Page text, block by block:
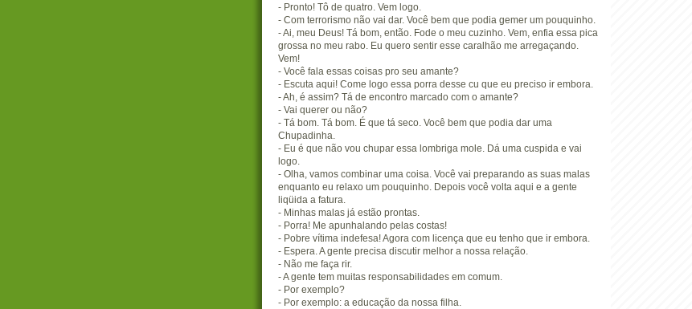
- Pronto! Tô de quatro. Vem logo.
- Com terrorismo não vai dar. Você bem que podia gemer um pouquinho.
- Ai, meu Deus! Tá bom, então. Fode o meu cuzinho. Vem, enfia essa pica
grossa no meu rabo. Eu quero sentir esse caralhão me arregaçando.
Vem!
- Você fala essas coisas pro seu amante?
- Escuta aqui! Come logo essa porra desse cu que eu preciso ir embora.
- Ah, é assim? Tá de encontro marcado com o amante?
- Vai querer ou não?
- Tá bom. Tá bom. É que tá seco. Você bem que podia dar uma
Chupadinha.
- Eu é que não vou chupar essa lombriga mole. Dá uma cuspida e vai
logo.
- Olha, vamos combinar uma coisa. Você vai preparando as suas malas
enquanto eu relaxo um pouquinho. Depois você volta aqui e a gente
liqüida a fatura.
- Minhas malas já estão prontas.
- Porra! Me apunhalando pelas costas!
- Pobre vítima indefesa! Agora com licença que eu tenho que ir embora.
- Espera. A gente precisa discutir melhor a nossa relação.
- Não me faça rir.
- A gente tem muitas responsabilidades em comum.
- Por exemplo?
- Por exemplo: a educação da nossa filha.